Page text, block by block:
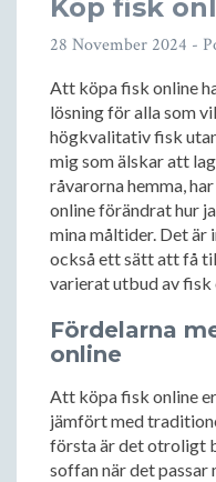
Köp fisk
28 November 2024 -
Att köpa fisk online
lösning för alla som
högkvalitativ fisk
mig som älskar att
råvarorna hemma,
online förändrat hur
mina måltider. Det
också ett sätt att få
varierat utbud av fisk
Fördelarna
online
Att köpa fisk online
jämfört med
första är det otroligt
soffan när det passar